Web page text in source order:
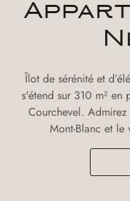
Îlot de sérénité et
s'étend sur 310 m² en
Courchevel.
Mont-Blanc et